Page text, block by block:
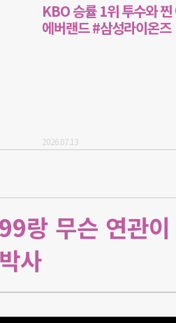
KBO 승률 1위 투수와
에버랜드 #삼성라이온즈
2026.07.13
랑 무슨 연관
사